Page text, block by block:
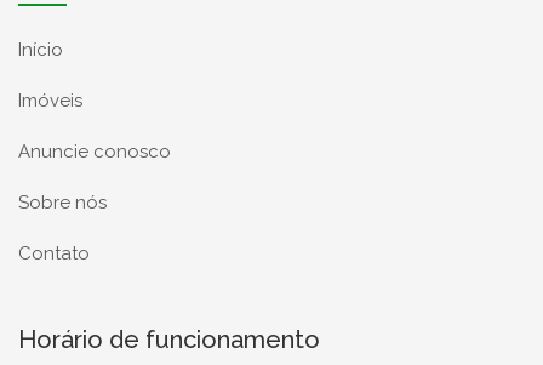
Início
Imóveis
Anuncie conosco
Sobre nós
Contato
Horário de funcionamento